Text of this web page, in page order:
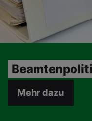
Mehr dazu